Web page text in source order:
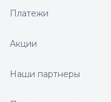
Платежи
Акции
Наши партнеры